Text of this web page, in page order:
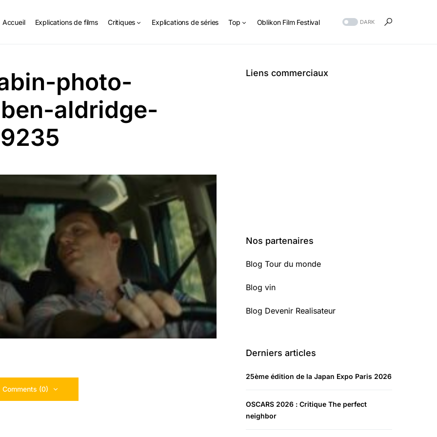
Accueil Explications de films Critiques Explications de séries Top Oblikon Film Festival DARK
photo-
aldridge-
Comments (0)
Liens commerciaux
Nos partenaires
Blog Tour du monde
Blog vin
Blog Devenir Realisateur
Derniers articles
25ème édition de la Japan Expo Paris 2026
OSCARS 2026 : Critique The perfect
neighbor